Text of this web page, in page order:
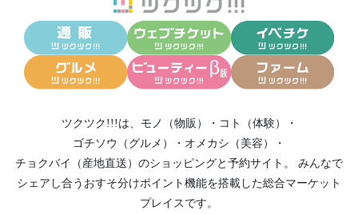
ツクツク!!!は、 モノ（物販） ・ コト（体験）
・
ゴチソウ（グルメ）
・ オメカシ（美容）
・
チョクバイ（産地直送） のショッピングと予約サイト。
みんなで
シェアし合う おすそ分けポイント機能を搭載した総合マーケット
プレイスです。